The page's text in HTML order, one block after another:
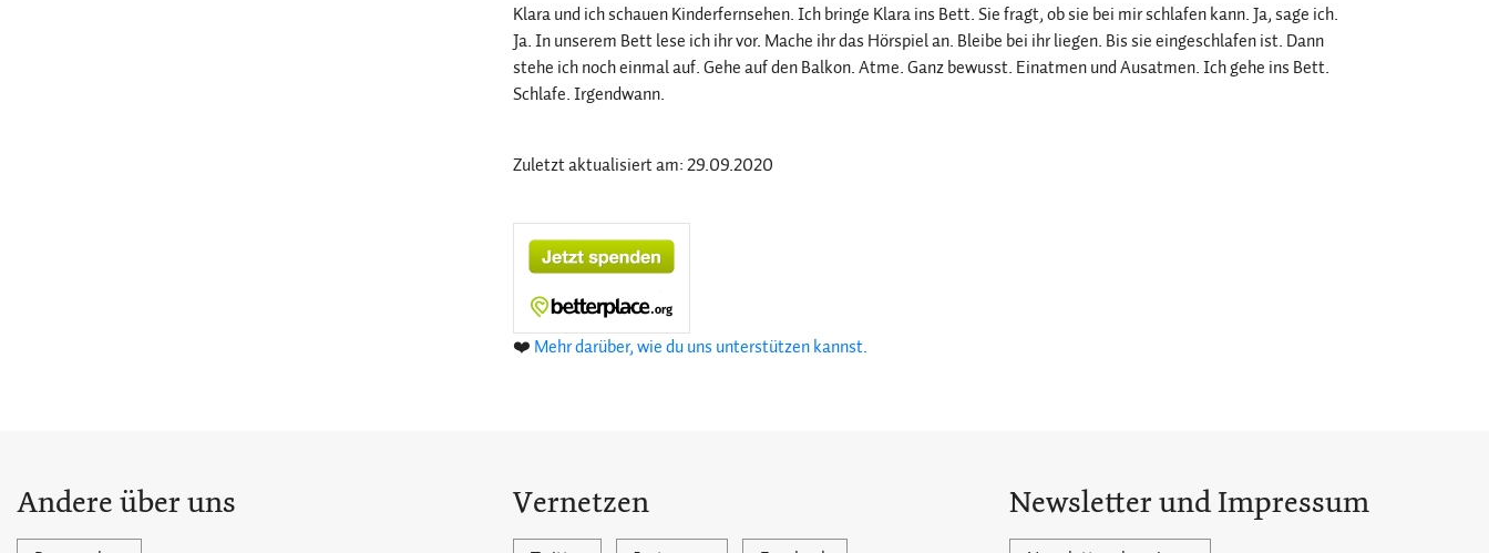
Klara und ich schauen Kinderfernsehen. Ich bringe Klara ins Bett. Sie fragt, ob sie bei mir schlafen kann. Ja, sage ich.
Ja. In unserem Bett lese ich ihr vor. Mache ihr das Hörspiel an. Bleibe bei ihr liegen. Bis sie eingeschlafen ist. Dann
stehe ich noch einmal auf. Gehe auf den Balkon. Atme. Ganz bewusst. Einatmen und Ausatmen. Ich gehe ins Bett.
Schlafe. Irgendwann.
Zuletzt aktualisiert am: 29.09.2020
❤️ Mehr darüber, wie du uns unterstützen kannst.
Andere über uns Vernetzen Newsletter und Impressum